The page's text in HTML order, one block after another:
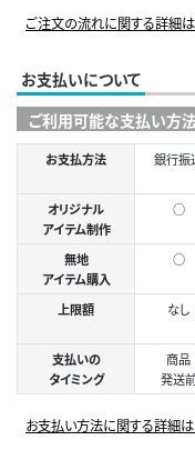
ご注文の流れに関する詳細は
お支払いについて
ご利用可能な支払い方
お支払方法 銀行振
オリジナル
アイテム制作
○
無地
アイテム購入
○
上限額 なし
支払いの
タイミング
商品
発送
お支払い方法に関する詳細は